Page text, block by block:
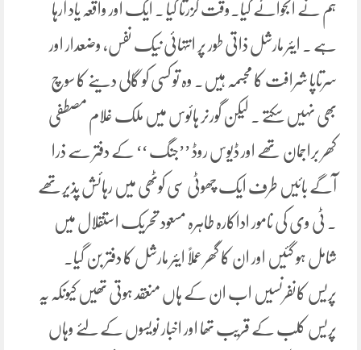
ہم نے انجوائے کیا۔وقت گزرتا گیا ۔ ایک اور واقعہ یاد آرہا
ہے ۔ ایئر مارشل ذاتی طور پر انتہائی نیک نفس، وضعدار اور
سرتاپا شرافت کا مجسمہ ہیں۔ وہ تو کسی کو گالی دینے کا سوچ
بھی نہیں سکتے ۔ لیکن گورنر ہائوس میں ملک غلام مصطفی
کھر براجمان تھے اور ڈیوس روڈ ’’جنگ ‘‘ کے دفتر سے ذرا
آگے بائیں طرف ایک چھوٹی سی کوٹھی میں رہائش پذیرتھے
۔ ٹی وی کی نامور اداکارہ طاہرہ مسعود تحریک استقلال میں
شامل ہو گئیں اور ان کا گھر عملاً ایئر مارشل کا دفتر بن گیا۔
پریس کانفرنسیں اب ان کے ہاں منعقد ہوتی تھیں کیونکہ یہ
پریس کلب کے قریب تھا اور اخبار نویسوں کے لئے وہاں